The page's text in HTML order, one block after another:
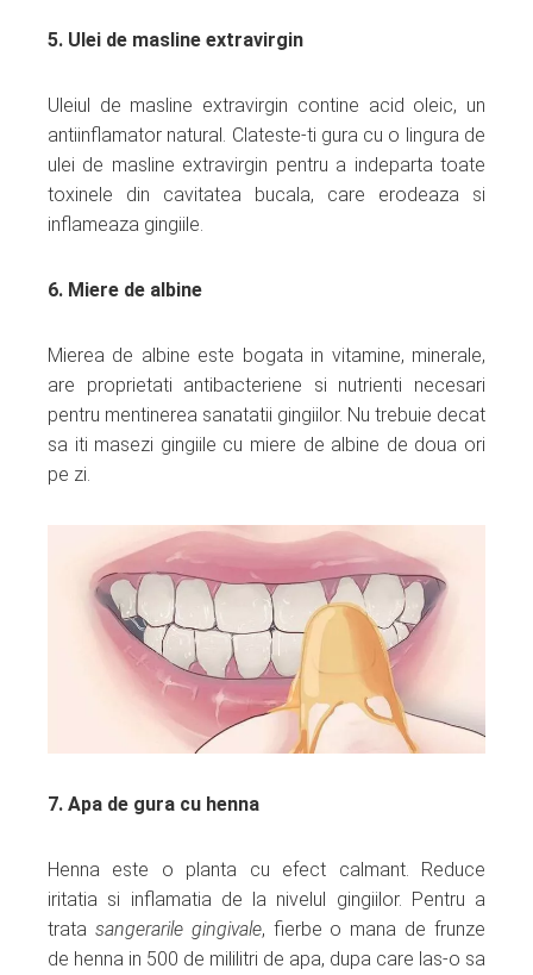
5. Ulei de masline extravirgin
Uleiul de masline extravirgin contine acid oleic, un
antiinflamator natural. Clateste-ti gura cu o lingura de
ulei de masline extravirgin pentru a indeparta toate
toxinele din cavitatea bucala, care erodeaza si
inflameaza gingiile.
6. Miere de albine
Mierea de albine este bogata in vitamine, minerale,
are proprietati antibacteriene si nutrienti necesari
pentru mentinerea sanatatii gingiilor. Nu trebuie decat
sa iti masezi gingiile cu miere de albine de doua ori
pe zi.
7. Apa de gura cu henna
Henna este o planta cu efect calmant. Reduce
iritatia si inflamatia de la nivelul gingiilor. Pentru a
trata sangerarile gingivale, fierbe o mana de frunze
de henna in 500 de mililitri de apa, dupa care las-o sa